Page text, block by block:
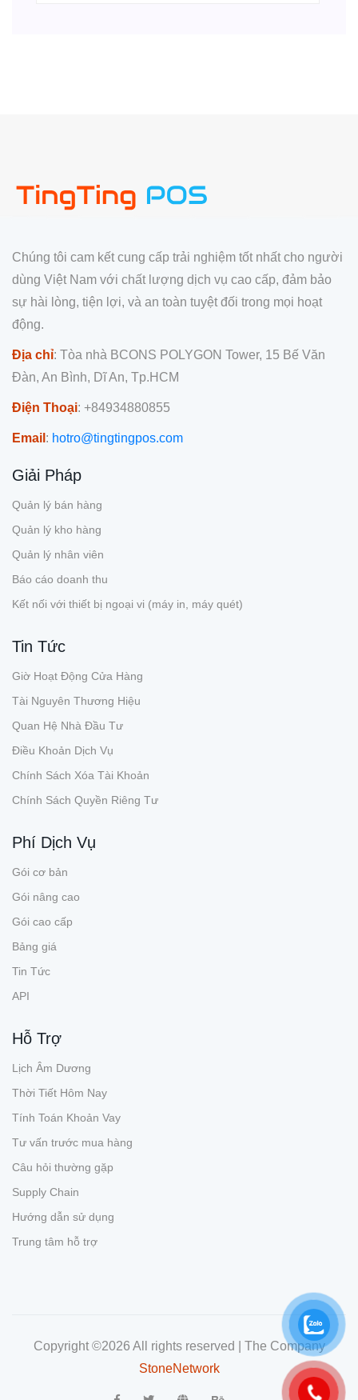
Chúng tôi cam kết cung cấp trải nghiệm tốt nhất cho người
dùng Việt Nam với chất lượng dịch vụ cao cấp, đảm bảo
sự hài lòng, tiện lợi, và an toàn tuyệt đối trong mọi hoạt
động.
Địa chỉ: Tòa nhà BCONS POLYGON Tower, 15 Bế Văn
Đàn, An Bình, Dĩ An, Tp.HCM
Điện Thoại: +84934880855
Email : hotro@tingtingpos.com
Giải Pháp
Quản lý bán hàng
Quản lý kho hàng
Quản lý nhân viên
Báo cáo doanh thu
Kết nối với thiết bị ngoại vi (máy in, máy quét)
Tin Tức
Giờ Hoạt Động Cửa Hàng
Tài Nguyên Thương Hiệu
Quan Hệ Nhà Đầu Tư
Điều Khoản Dịch Vụ
Chính Sách Xóa Tài Khoản
Chính Sách Quyền Riêng Tư
Phí Dịch Vụ
Gói cơ bản
Gói nâng cao
Gói cao cấp
Bảng giá
Tin Tức
API
Hỗ Trợ
Lịch Âm Dương
Thời Tiết Hôm Nay
Tính Toán Khoản Vay
Tư vấn trước mua hàng
Câu hỏi thường gặp
Supply Chain
Hướng dẫn sử dụng
Trung tâm hỗ trợ
Copyright ©2026 All rights reserved | The Company
StoneNetwork